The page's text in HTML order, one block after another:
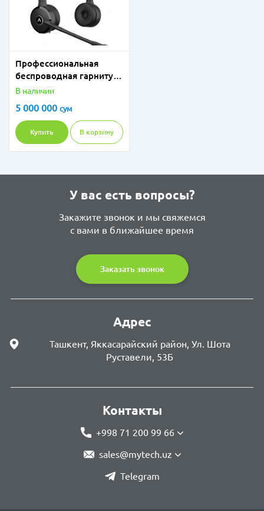
Профессиональная
беспроводная гарнитура
Axtel Prime duo X3 AXH-
В наличии
5 000 000 сум
Купить В корзину
У вас есть вопросы?
Закажите звонок и мы свяжемся
с вами в ближайшее время
Заказать звонок
Адрес
Ташкент, Яккасарайский район, Ул. Шота
Руставели, 53Б
Контакты
+998 71 200 99 66
sales@mytech.uz
Telegram